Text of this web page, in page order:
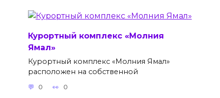
Курортный комплекс «Молния
Ямал»
Курортный комплекс «Молния Ямал»
расположен на собственной
0 0